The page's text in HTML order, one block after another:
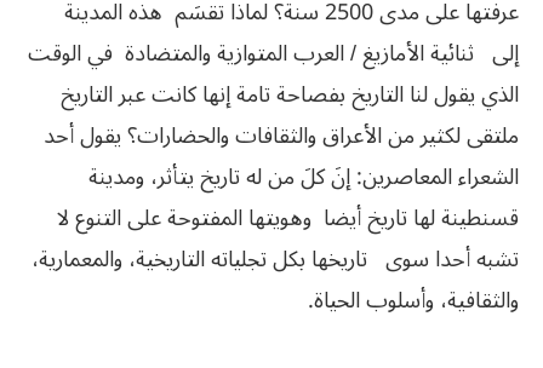
عرفتهاعلىمدى2500سنة؟لماذاتقسَم هذهالمدينة
إلى ثنائيةالأمازيغ/العربالمتوازيةوالمتضادة فيالوقت
الذييقوللناالتاريخبفصاحةتامةإنهاكانتعبرالتاريخ
ملتقىلكثيرمنالأعراقوالثقافاتوالحضارات؟يقولأحد
الشعراءالمعاصرين:إنَكلَمنلهتاريخيتأثر، ومدينة
قسنطينةلهاتاريخأيضا وهويتهاالمفتوحةعلىالتنوعلا
تشبهأحداسوى تاريخهابكلتجلياتهالتاريخية، والمعمارية،
والثقافية، وأسلوبالحياة.